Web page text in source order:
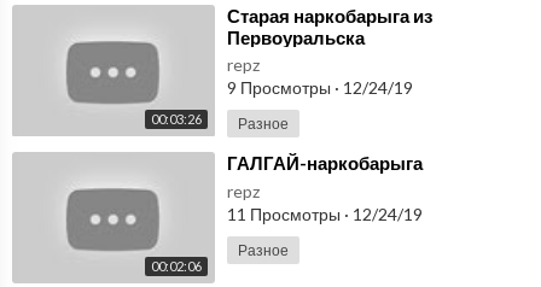
00:03:26
⁣Старая наркобарыга из
Первоуральска
repz
9 Просмотры · 12/24/19
Разное
00:02:06
⁣ГАЛГАЙ-наркобарыга
repz
11 Просмотры · 12/24/19
Разное